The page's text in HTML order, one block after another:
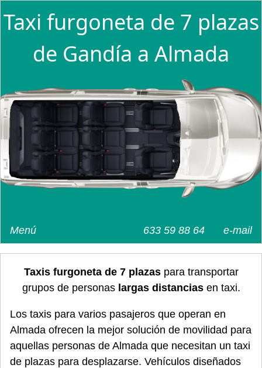
Taxi furgoneta de 7 plazas
de Gandía a Almada
e-mail
633 59 88 64
Menú
Taxis furgoneta de 7 plazaspara transportar
grupos de personas largas distanciasen taxi.
Los taxis para varios pasajeros que operan en
Almada ofrecen la mejor solución de movilidad para
aquellas personas de Almada que necesitan un taxi
de plazas para desplazarse. Vehículos diseñados